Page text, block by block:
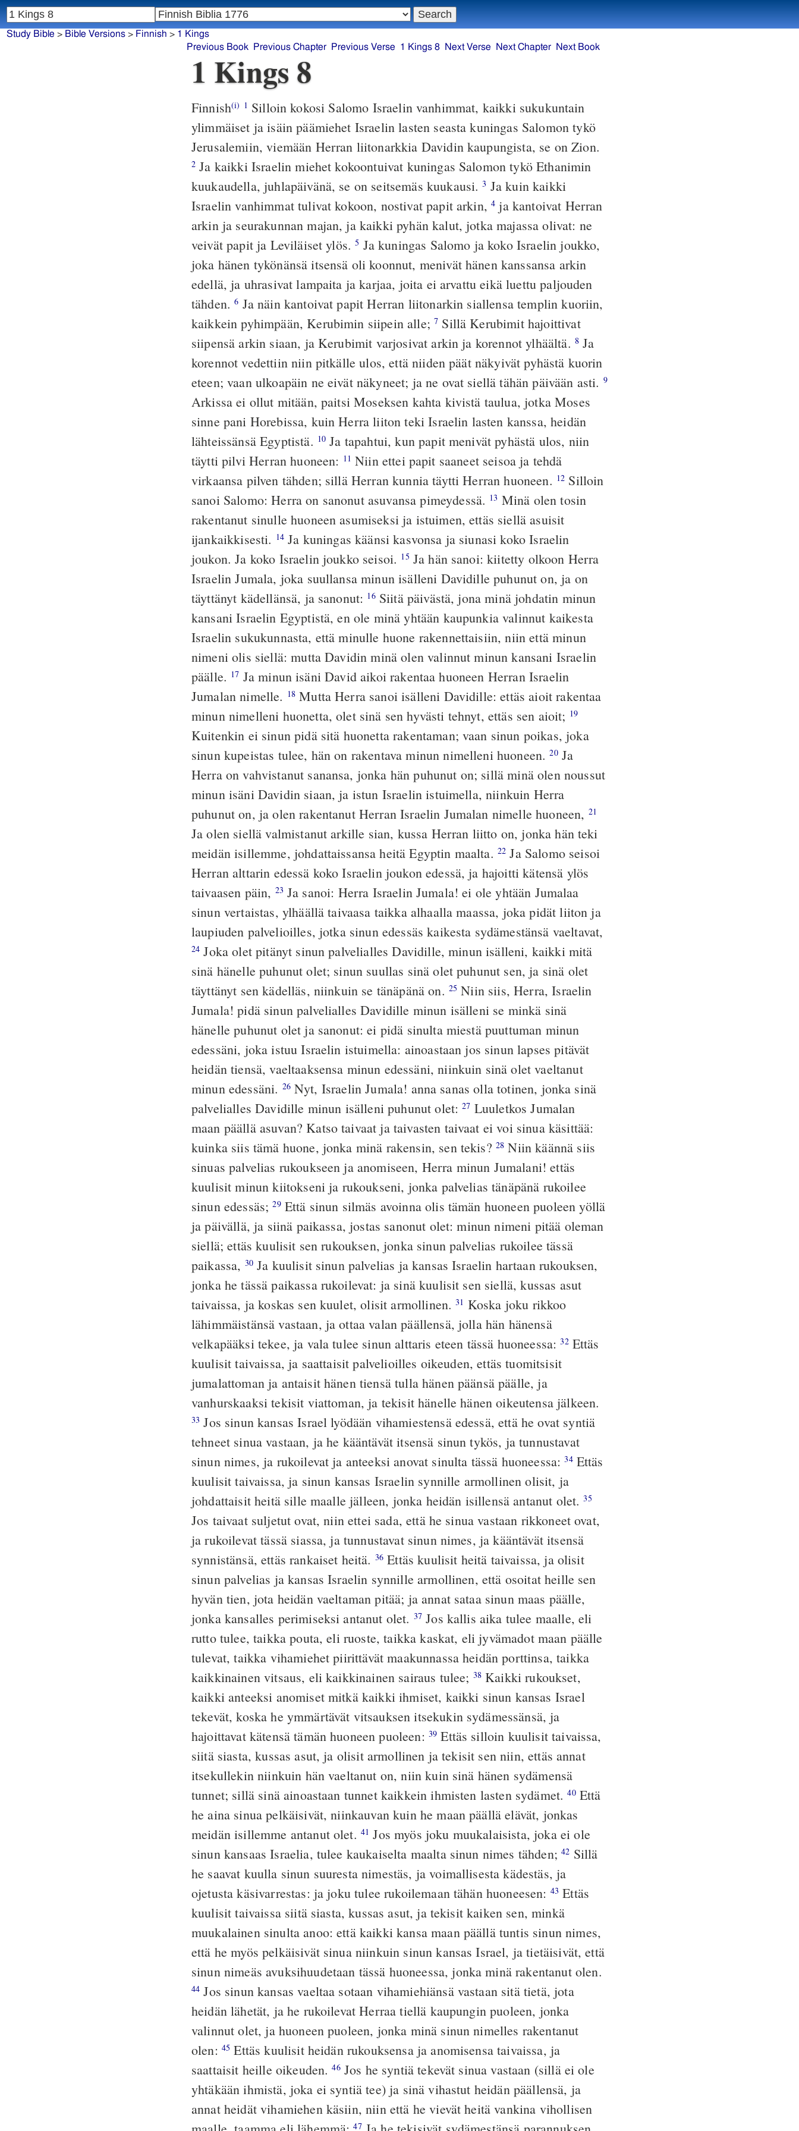
Study Bible > Bible Versions> Finnish > 1 Kings
Previous Book
Previous Chapter Previous Verse 1 Kings 8 Next Verse Next Chapter Next Book
1 Kings 8
Finnish(i) 1 Silloin kokosi Salomo Israelin vanhimmat, kaikki sukukuntain
ylimmäiset ja isäin päämiehet Israelin lasten seasta kuningas Salomon tykö
Jerusalemiin, viemään Herran liitonarkkia Davidin kaupungista, se on Zion.
2 Ja kaikki Israelin miehet kokoontuivat kuningas Salomon tykö Ethanimin
kuukaudella, juhlapäivänä, se on seitsemäs kuukausi.3 Ja kuin kaikki
Israelin vanhimmat tulivat kokoon, nostivat papit arkin,4 ja kantoivat Herran
arkin ja seurakunnan majan, ja kaikki pyhän kalut, jotka majassa olivat: ne
veivät papit ja Leviläiset ylös.5 Ja kuningas Salomo ja koko Israelin joukko,
joka hänen tykönänsä itsensä oli koonnut, menivät hänen kanssansa arkin
edellä, ja uhrasivat lampaita ja karjaa, joita ei arvattu eikä luettu paljouden
tähden.6 Ja näin kantoivat papit Herran liitonarkin siallensa templin kuoriin,
kaikkein pyhimpään, Kerubimin siipein alle;7 Sillä Kerubimit hajoittivat
siipensä arkin siaan, ja Kerubimit varjosivat arkin ja korennot ylhäältä. 8Ja
korennot vedettiin niin pitkälle ulos, että niiden päät näkyivät pyhästä kuorin
eteen; vaan ulkoapäin ne eivät näkyneet; ja ne ovat siellä tähän päivään asti. 9
Arkissa ei ollut mitään, paitsi Moseksen kahta kivistä taulua, jotka Moses
sinne pani Horebissa, kuin Herra liiton teki Israelin lasten kanssa, heidän
lähteissänsä Egyptistä. 10 Ja tapahtui, kun papit menivät pyhästä ulos, niin
täytti pilvi Herran huoneen: 11 Niin ettei papit saaneet seisoa ja tehdä
virkaansa pilven tähden; sillä Herran kunnia täytti Herran huoneen. 12 Silloin
sanoi Salomo: Herra on sanonut asuvansa pimeydessä. 13 Minä olen tosin
rakentanut sinulle huoneen asumiseksi ja istuimen, ettäs siellä asuisit
ijankaikkisesti. 14 Ja kuningas käänsi kasvonsa ja siunasi koko Israelin
joukon. Ja koko Israelin joukko seisoi. 15 Ja hän sanoi: kiitetty olkoon Herra
Israelin Jumala, joka suullansa minun isälleni Davidille puhunut on, ja on
täyttänyt kädellänsä, ja sanonut: 16Siitä päivästä, jona minä johdatin minun
kansani Israelin Egyptistä, en ole minä yhtään kaupunkia valinnut kaikesta
Israelin sukukunnasta, että minulle huone rakennettaisiin, niin että minun
nimeni olis siellä: mutta Davidin minä olen valinnut minun kansani Israelin
päälle. 17 Ja minun isäni David aikoi rakentaa huoneen Herran Israelin
Jumalan nimelle. 18 Mutta Herra sanoi isälleni Davidille: ettäs aioit rakentaa
minun nimelleni huonetta, olet sinä sen hyvästi tehnyt, ettäs sen aioit; 19
Kuitenkin ei sinun pidä sitä huonetta rakentaman; vaan sinun poikas, joka
sinun kupeistas tulee, hän on rakentava minun nimelleni huoneen.20Ja
Herra on vahvistanut sanansa, jonka hän puhunut on; sillä minä olen noussut
minun isäni Davidin siaan, ja istun Israelin istuimella, niinkuin Herra
puhunut on, ja olen rakentanut Herran Israelin Jumalan nimelle huoneen, 21
Ja olen siellä valmistanut arkille sian, kussa Herran liitto on, jonka hän teki
meidän isillemme, johdattaissansa heitä Egyptin maalta. 22 Ja Salomo seisoi
Herran alttarin edessä koko Israelin joukon edessä, ja hajoitti kätensä ylös
taivaasen päin, 23 Ja sanoi: Herra Israelin Jumala! ei ole yhtään Jumalaa
sinun vertaistas, ylhäällä taivaasa taikka alhaalla maassa, joka pidät liiton ja
laupiuden palvelioilles, jotka sinun edessäs kaikesta sydämestänsä vaeltavat,
24 Joka olet pitänyt sinun palvelialles Davidille, minun isälleni, kaikki mitä
sinä hänelle puhunut olet; sinun suullas sinä olet puhunut sen, ja sinä olet
täyttänyt sen kädelläs, niinkuin se tänäpänä on. 25 Niin siis, Herra, Israelin
Jumala! pidä sinun palvelialles Davidille minun isälleni se minkä sinä
hänelle puhunut olet ja sanonut: ei pidä sinulta miestä puuttuman minun
edessäni, joka istuu Israelin istuimella: ainoastaan jos sinun lapses pitävät
heidän tiensä, vaeltaaksensa minun edessäni, niinkuin sinä olet vaeltanut
minun edessäni. 26Nyt, Israelin Jumala! anna sanas olla totinen, jonka sinä
palvelialles Davidille minun isälleni puhunut olet:27 Luuletkos Jumalan
maan päällä asuvan? Katso taivaat ja taivasten taivaat ei voi sinua käsittää:
kuinka siis tämä huone, jonka minä rakensin, sen tekis? 28 Niin käännä siis
sinuas palvelias rukoukseen ja anomiseen, Herra minun Jumalani! ettäs
kuulisit minun kiitokseni ja rukoukseni, jonka palvelias tänäpänä rukoilee
sinun edessäs;29Että sinun silmäs avoinna olis tämän huoneen puoleen yöllä
ja päivällä, ja siinä paikassa, jostas sanonut olet: minun nimeni pitää oleman
siellä; ettäs kuulisit sen rukouksen, jonka sinun palvelias rukoilee tässä
paikassa, 30Ja kuulisit sinun palvelias ja kansas Israelin hartaan rukouksen,
jonka he tässä paikassa rukoilevat: ja sinä kuulisit sen siellä, kussas asut
taivaissa, ja koskas sen kuulet, olisit armollinen.31 Koska joku rikkoo
lähimmäistänsä vastaan, ja ottaa valan päällensä, jolla hän hänensä
velkapääksi tekee, ja vala tulee sinun alttaris eteen tässä huoneessa:32Ettäs
kuulisit taivaissa, ja saattaisit palvelioilles oikeuden, ettäs tuomitsisit
jumalattoman ja antaisit hänen tiensä tulla hänen päänsä päälle, ja
vanhurskaaksi tekisit viattoman, ja tekisit hänelle hänen oikeutensa jälkeen.
33 Jos sinun kansas Israel lyödään vihamiestensä edessä, että he ovat syntiä
tehneet sinua vastaan, ja he kääntävät itsensä sinun tykös, ja tunnustavat
sinun nimes, ja rukoilevat ja anteeksi anovat sinulta tässä huoneessa:34Ettäs
kuulisit taivaissa, ja sinun kansas Israelin synnille armollinen olisit, ja
johdattaisit heitä sille maalle jälleen, jonka heidän isillensä antanut olet.35
Jos taivaat suljetut ovat, niin ettei sada, että he sinua vastaan rikkoneet ovat,
ja rukoilevat tässä siassa, ja tunnustavat sinun nimes, ja kääntävät itsensä
synnistänsä, ettäs rankaiset heitä. 36 Ettäs kuulisit heitä taivaissa, ja olisit
sinun palvelias ja kansas Israelin synnille armollinen, että osoitat heille sen
hyvän tien, jota heidän vaeltaman pitää; ja annat sataa sinun maas päälle,
jonka kansalles perimiseksi antanut olet. 37 Jos kallis aika tulee maalle, eli
rutto tulee, taikka pouta, eli ruoste, taikka kaskat, eli jyvämadot maan päälle
tulevat, taikka vihamiehet piirittävät maakunnassa heidän porttinsa, taikka
kaikkinainen vitsaus, eli kaikkinainen sairaus tulee; 38Kaikki rukoukset,
kaikki anteeksi anomiset mitkä kaikki ihmiset, kaikki sinun kansas Israel
tekevät, koska he ymmärtävät vitsauksen itsekukin sydämessänsä, ja
hajoittavat kätensä tämän huoneen puoleen: 39 Ettäs silloin kuulisit taivaissa,
siitä siasta, kussas asut, ja olisit armollinen ja tekisit sen niin, ettäs annat
itsekullekin niinkuin hän vaeltanut on, niin kuin sinä hänen sydämensä
tunnet; sillä sinä ainoastaan tunnet kaikkein ihmisten lasten sydämet.40Että
he aina sinua pelkäisivät, niinkauvan kuin he maan päällä elävät, jonkas
meidän isillemme antanut olet. 41 Jos myös joku muukalaisista, joka ei ole
sinun kansaas Israelia, tulee kaukaiselta maalta sinun nimes tähden;42 Sillä
he saavat kuulla sinun suuresta nimestäs, ja voimallisesta kädestäs, ja
ojetusta käsivarrestas: ja joku tulee rukoilemaan tähän huoneesen: 43 Ettäs
kuulisit taivaissa siitä siasta, kussas asut, ja tekisit kaiken sen, minkä
muukalainen sinulta anoo: että kaikki kansa maan päällä tuntis sinun nimes,
että he myös pelkäisivät sinua niinkuin sinun kansas Israel, ja tietäisivät, että
sinun nimeäs avuksihuudetaan tässä huoneessa, jonka minä rakentanut olen.
44 Jos sinun kansas vaeltaa sotaan vihamiehiänsä vastaan sitä tietä, jota
heidän lähetät, ja he rukoilevat Herraa tiellä kaupungin puoleen, jonka
valinnut olet, ja huoneen puoleen, jonka minä sinun nimelles rakentanut
olen: 45 Ettäs kuulisit heidän rukouksensa ja anomisensa taivaissa, ja
saattaisit heille oikeuden.46Jos he syntiä tekevät sinua vastaan (sillä ei ole
yhtäkään ihmistä, joka ei syntiä tee) ja sinä vihastut heidän päällensä, ja
annat heidät vihamiehen käsiin, niin että he vievät heitä vankina vihollisen
47